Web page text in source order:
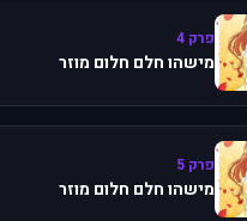
פרק 4
מישהו חלם חלום מוזר
פרק 5
מישהו חלם חלום מוזר